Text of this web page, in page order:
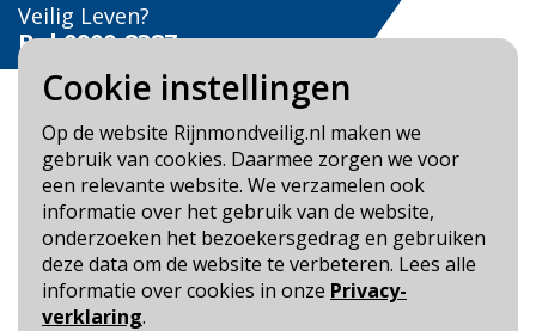
Cookie instellingen
Op de website Rijnmondveilig.nl maken we
gebruik van cookies. Daarmee zorgen we voor
een relevante website. We verzamelen ook
informatie over het gebruik van de website,
onderzoeken het bezoekersgedrag en gebruiken
deze data om de website te verbeteren. Lees alle
informatie over cookies in onze Privacy-
verklaring.
Veilig Leven?
Bel 0900-8387
Blijf op de hoogte
Cookie- en Privacybeleid
Toegankelijkheid